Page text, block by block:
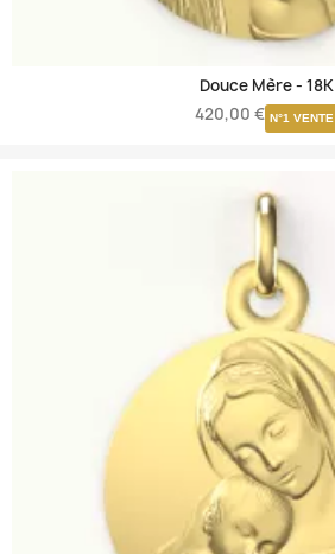
Douce Mère - 18K
420,00 € N°1 VENTE